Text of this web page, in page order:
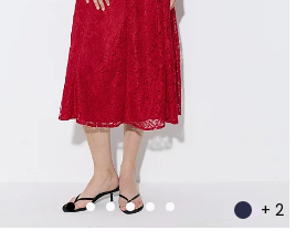
+ 2